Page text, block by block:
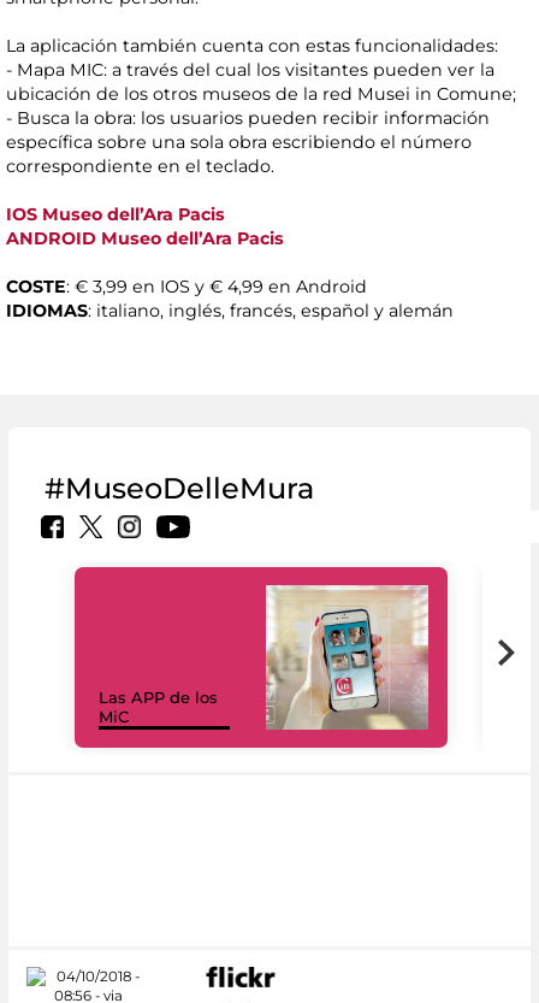
La aplicación también cuenta con estas funcionalidades:
- Mapa MIC: a través del cual los visitantes pueden ver la
ubicación de los otros museos de la red Musei in Comune;
- Busca la obra: los usuarios pueden recibir información
específica sobre una sola obra escribiendo el número
correspondiente en el teclado.
IOS Museo dell’Ara Pacis
ANDROID Museo dell’Ara Pacis
COSTE: € 3,99 en IOS y € 4,99 en Android
IDIOMAS: italiano, inglés, francés, español y alemán
#MuseoDelleMura
Las APP de los
MiC